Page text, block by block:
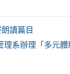
讀篇目
理系辦理「多元